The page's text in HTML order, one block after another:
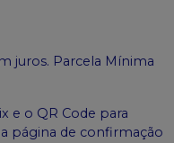
juros. Parcela Mínima
e o QR Code para
página de confirmação